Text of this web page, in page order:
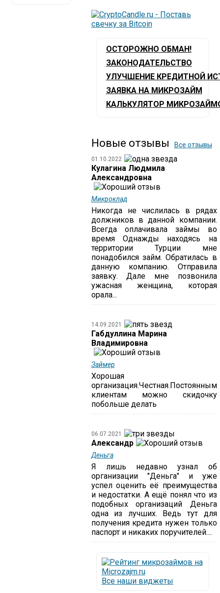
ОСТОРОЖНО ОБМАН!
ЗАКОНОДАТЕЛЬСТВО
УЛУЧШЕНИЕ КРЕДИТНОЙ
ЗАЯВКА НА МИКРОЗАЙМ
КАЛЬКУЛЯТОР
Новые отзывы Все отзывы
01.10.2022
Кулагина Людмила
Александровна
Микроклад
Никогда не числилась в рядах
должников в данной компании.
Всегда оплачивала займы во
время Однажды находясь на
территории Турции мне
понадобился займ. Обратилась в
данную компанию. Отправила
заявку. Дале мне позвонила
ужасная женщина, которая
орала...
14.09.2021
Габдуллина Марина
Владимировна
Займер
Хорошая
организация.Честная.Постоянным
клиентам можно скидочку
побольше делать
06.07.2021
Александр
Деньга
Я лишь недавно узнал об
организации "Деньга" и уже
успел оценить её преимущества
и недостатки. А ещё понял что из
подобных организаций Деньга
одна из лучших. Ведь тут для
получения кредита нужен только
паспорт и никаких поручителей....
Все наши виджеты